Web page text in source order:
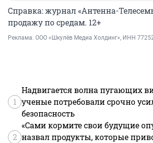
Справка: журнал «Антенна-
продажу по средам. 12+
Реклама. ООО «Шкулёв Медиа Холдинг», ИНН
1
Надвигается волна пугающих
ученые потребовали срочно
безопасность
2
«Сами кормите свои будущие
назвал продукты, которые